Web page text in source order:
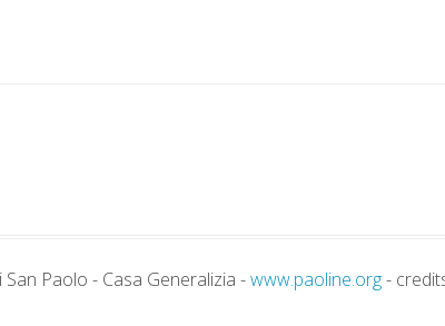
San Paolo - Casa Generalizia -www.paoline.org-